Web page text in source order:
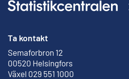
Ta kontakt
Semaforbron 12
00520 Helsingfors
Extern länk
Växel 029 551 1000